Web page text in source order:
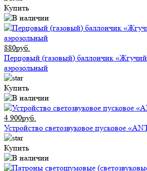
Купить
880руб.
Перцовый (газовый) баллончик
аэрозольный
Купить
4 900руб.
Устройство светозвуковое пусковое
Купить